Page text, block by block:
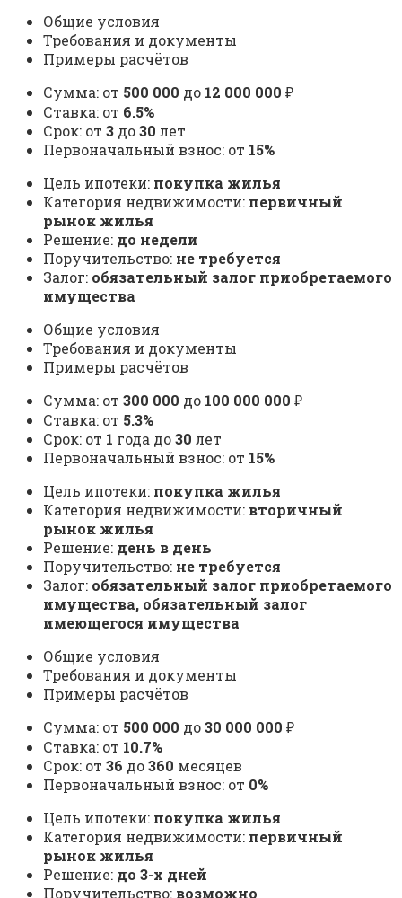
Общие условия
Требования и документы
Примеры расчётов
Сумма: от 500 000 до 12 000 000 ₽
Ставка: от 6.5%
Срок: от 3 до30 лет
Первоначальный взнос: от 15%
Цель ипотеки: покупка жилья
Категория недвижимости: первичный
рынок жилья
Решение: до недели
Поручительство: не требуется
Залог: обязательный залог приобретаемого
имущества
Общие условия
Требования и документы
Примеры расчётов
Сумма: от 300 000 до 100 000 000 ₽
Ставка: от 5.3%
Срок: от 1 года до30 лет
Первоначальный взнос: от 15%
Цель ипотеки: покупка жилья
Категория недвижимости: вторичный
рынок жилья
Решение: день в день
Поручительство: не требуется
Залог: обязательный залог приобретаемого
имущества, обязательный залог
имеющегося имущества
Общие условия
Требования и документы
Примеры расчётов
Сумма: от 500 000 до30 000 000 ₽
Ставка: от 10.7%
Срок: от 36 до360 месяцев
Первоначальный взнос: от 0%
Цель ипотеки: покупка жилья
Категория недвижимости: первичный
рынок жилья
Решение: до 3-х дней
Поручительство: возможно